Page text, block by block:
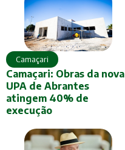
Camaçari
Camaçari: Obras da nova
UPA de Abrantes
atingem 40% de
execução